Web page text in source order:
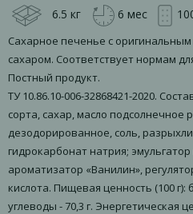
6.5 кг 6 мес
Сахарное печенье с
сахаром. Соответствует нормам
Постный продукт.
ТУ 10.86.10-006-32868421-2020.
сорта, сахар, масло подсолнечное
дезодорированное, соль,
гидрокарбонат натрия;
ароматизатор «Ванилин»,
кислота. Пищевая ценность (100 г):
углеводы - 70,3 г. Энергетическая